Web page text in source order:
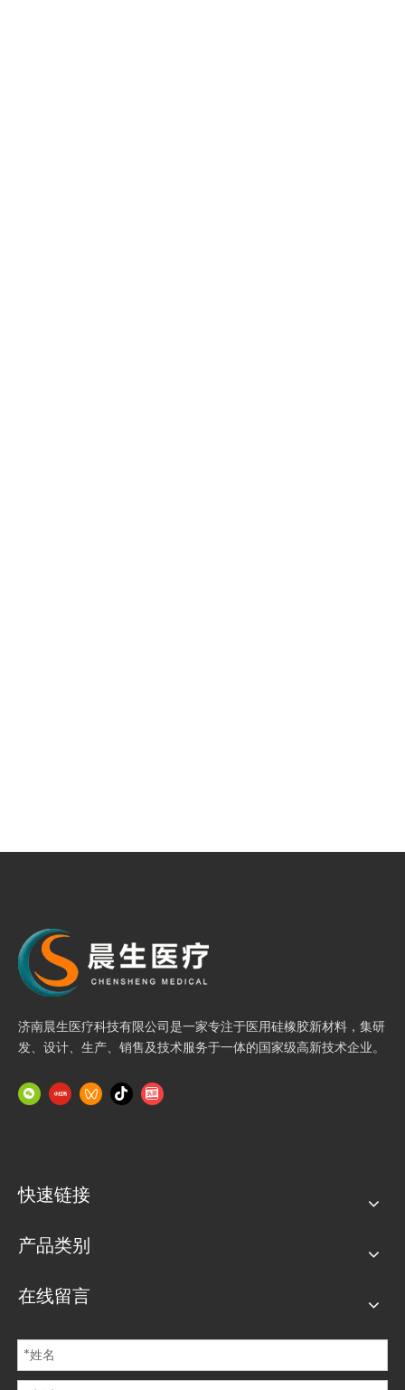
济南晨生医疗科技有限公司是一家专注于医用硅橡胶新材料，集研
发、设计、生产、销售及技术服务于一体的国家级高新技术企业。
快速链接
产品类别
在线留言